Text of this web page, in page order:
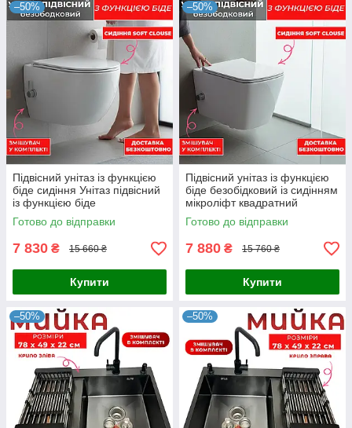
–50%
Підвісний унітаз із функцією
біде сидіння Унітаз підвісний
із функцією біде
Готово до відправки
7 830 ₴ 15 660 ₴
Купити
–50%
Підвісний унітаз із функцією
біде безобідковий із сидінням
мікроліфт квадратний
Готово до відправки
7 880 ₴ 15 760 ₴
Купити
–50% –50%